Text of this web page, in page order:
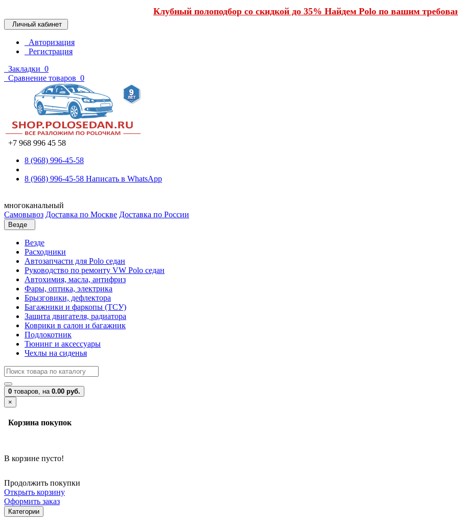
Клубный полоподбор со скидкой до 35% Найдем Polo по вашим
Личный кабинет
Авторизация
Регистрация
Закладки 0
Сравнение товаров 0
+7 968 996 45 58
8 (968) 996-45-58
8 (968) 996-45-58 Написать в WhatsApp
многоканальный
Самовывоз Доставка по Москве Доставка по России
Везде
Везде
Расходники
Автозапчасти для Polo седан
Руководство по ремонту VW Polo седан
Автохимия, масла, антифриз
Фары, оптика, электрика
Брызговики, дефлектора
Багажники и фаркопы (ТСУ)
Защита двигателя, радиатора
Коврики в салон и багажник
Подлокотник
Тюнинг и аксессуары
Чехлы на сиденья
0 товаров, на 0.00 руб.
×
Корзина покупок
В корзине пусто!
Продолжить покупки
Открыть корзину
Оформить заказ
Категории